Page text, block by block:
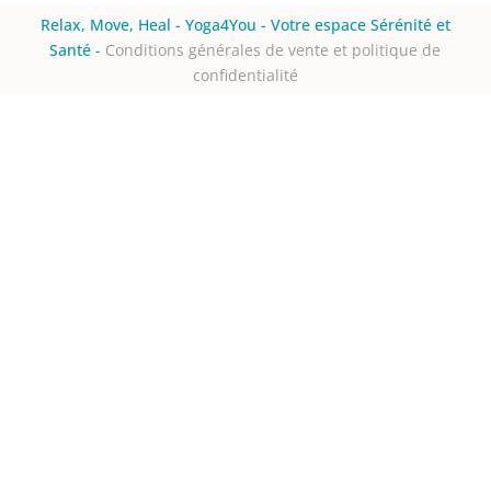
Relax, Move, Heal - Yoga4You - Votre espace Sérénité et
Santé- Conditions générales de vente et politique de
confidentialité